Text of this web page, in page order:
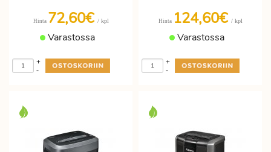
Hinta 72,60€ / kpl
Varastossa
-
+
Hinta 124,60€ / kpl
Varastossa
-
+